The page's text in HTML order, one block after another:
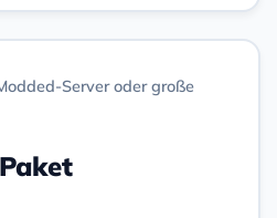
Server oder große